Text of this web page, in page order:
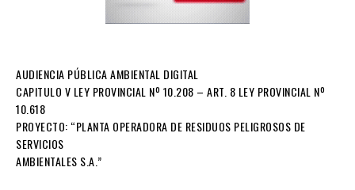
AUDIENCIA PÚBLICA AMBIENTAL DIGITAL
CAPITULO V LEY PROVINCIAL Nº 10.208 – ART. 8 LEY PROVINCIAL Nº
10.618
PROYECTO: “PLANTA OPERADORA DE RESIDUOS PELIGROSOS DE
SERVICIOS
AMBIENTALES S.A.”